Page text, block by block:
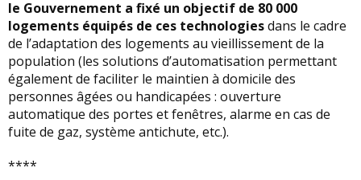
le Gouvernement a fixé un objectif de 80 000
logements équipés de ces technologiesdans le cadre
de l’adaptation des logements au vieillissement de la
population (les solutions d’automatisation permettant
également de faciliter le maintien à domicile des
personnes âgées ou handicapées : ouverture
automatique des portes et fenêtres, alarme en cas de
fuite de gaz, système antichute, etc.).
****